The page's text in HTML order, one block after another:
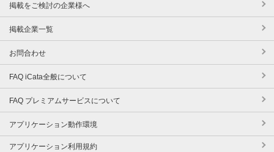
掲載をご検討の企業様へ
掲載企業一覧
お問合わせ
FAQ iCata全般について
FAQ プレミアムサービスについて
アプリケーション動作環境
アプリケーション利用規約